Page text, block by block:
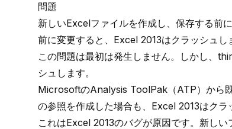
問題
新しいExcelファイルを作成し、保存する前
前に変更すると、Excel 2013はクラッシュし
この問題は最初は発生しません。しかし、
シュします。
MicrosoftのAnalysis ToolPak （ATP）か
の参照を作成した場合も、Excel 2013はクラ
これはExcel 2013のバグが原因です。新し